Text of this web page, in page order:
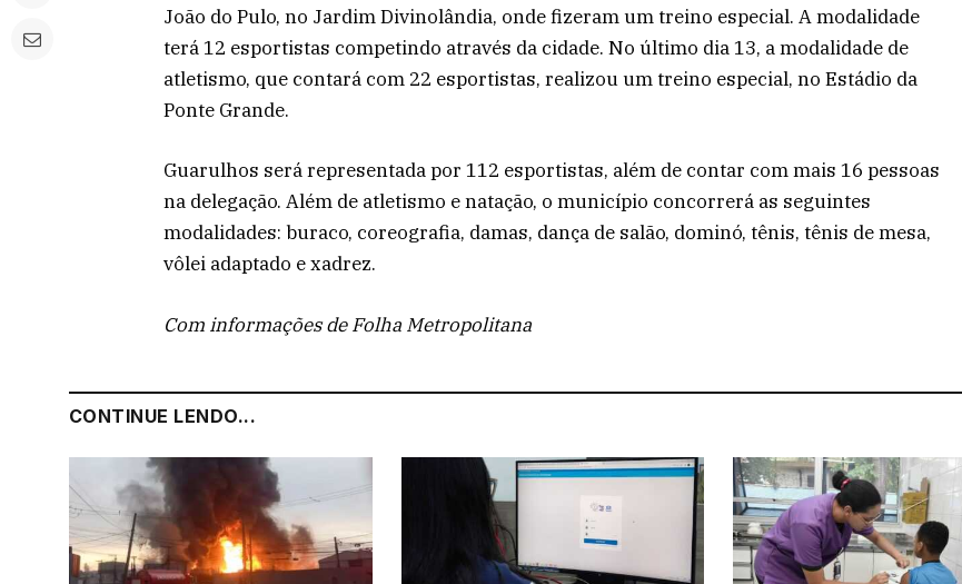
João do Pulo, no Jardim Divinolândia, onde fizeram um treino especial. A modalidade
terá 12 esportistas competindo através da cidade. No último dia 13, a modalidade de
atletismo, que contará com 22 esportistas, realizou um treino especial, no Estádio da
Ponte Grande.
Guarulhos será representada por 112 esportistas, além de contar com mais 16 pessoas
na delegação. Além de atletismo e natação, o município concorrerá as seguintes
modalidades: buraco, coreografia, damas, dança de salão, dominó, tênis, tênis de mesa,
vôlei adaptado e xadrez.
Com informações de Folha Metropolitana
CONTINUE LENDO...